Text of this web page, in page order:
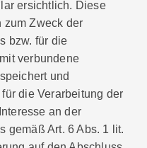
ersichtlich. Diese
Zweck der
bzw. für die
verbundene
und
die Verarbeitung der
an der
gemäß Art. 6 Abs. 1 lit.